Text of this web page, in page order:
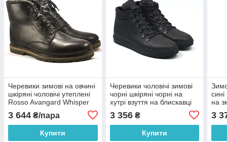
Черевики зимові на овчині
шкіряні чоловічі утеплені
Rosso Avangard Whisper
3 644 ₴/пара
Купити
Черевики чоловічі зимові
чорні шкіряні чорні на
хутрі взуття на блискавці
Avangard Ranger Matte
3 356₴
Купити
сині
на
3